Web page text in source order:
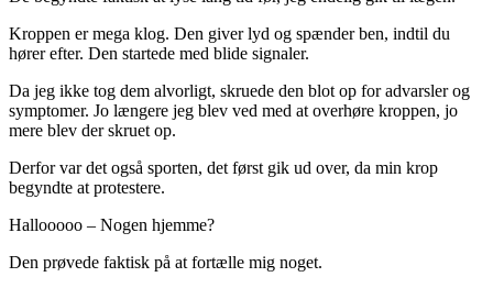
Kroppen er mega klog. Den giver lyd og spænder ben, indtil du
hører efter. Den startede med blide signaler.
Da jeg ikke tog dem alvorligt, skruede den blot op for advarsler og
symptomer. Jo længere jeg blev ved med at overhøre kroppen, jo
mere blev der skruet op.
Derfor var det også sporten, det først gik ud over, da min krop
begyndte at protestere.
Hallooooo – Nogen hjemme?
Den prøvede faktisk på at fortælle mig noget.